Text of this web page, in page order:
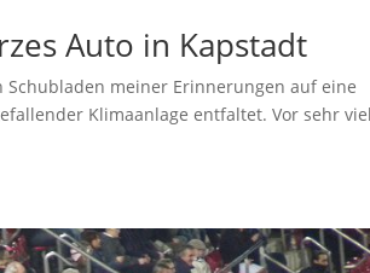
Auto in Kapstadt
meiner Erinnerungen auf eine
Klimaanlage entfaltet. Vor sehr